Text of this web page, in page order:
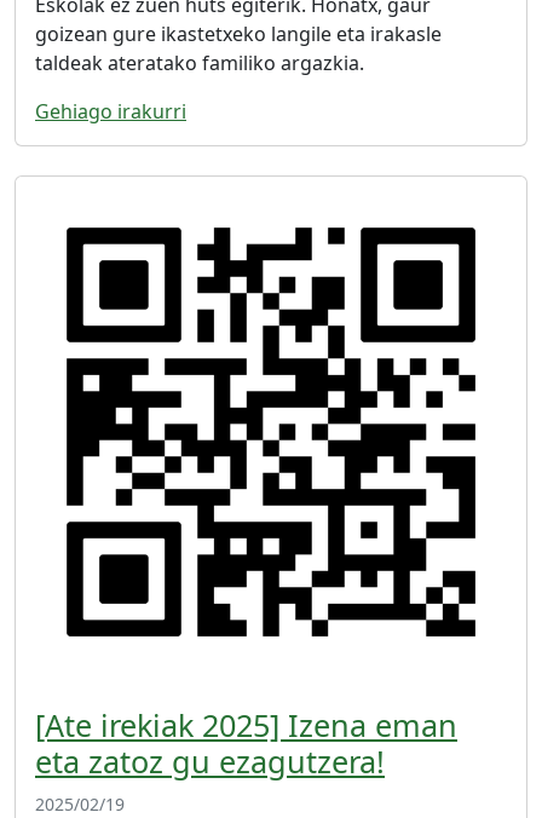
Eskolak ez zuen huts egiterik. Honatx, gaur
goizean gure ikastetxeko langile eta irakasle
taldeak ateratako familiko argazkia.
Gehiago irakurri
[Ate irekiak 2025] Izena eman
eta zatoz gu ezagutzera!
2025/02/19